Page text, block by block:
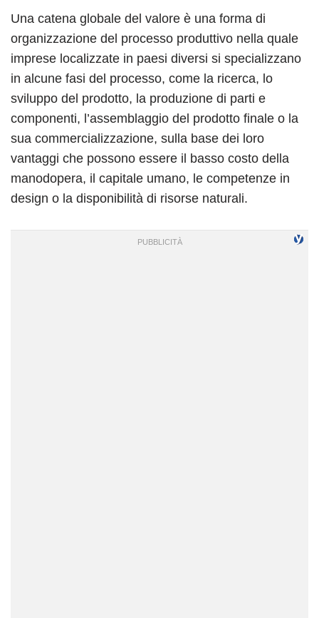
Una catena globale del valore è una forma di
organizzazione del processo produttivo nella quale
imprese localizzate in paesi diversi si specializzano
in alcune fasi del processo, come la ricerca, lo
sviluppo del prodotto, la produzione di parti e
componenti, l’assemblaggio del prodotto finale o la
sua commercializzazione, sulla base dei loro
vantaggi che possono essere il basso costo della
manodopera, il capitale umano, le competenze in
design o la disponibilità di risorse naturali.